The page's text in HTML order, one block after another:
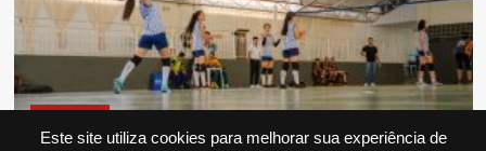
Este site utiliza cookies para melhorar sua experiência de
Destaques